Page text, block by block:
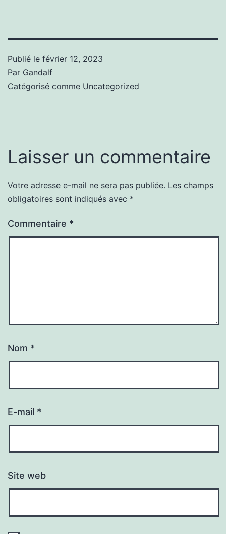
Publié le février 12, 2023
Par Gandalf
Catégorisé comme Uncategorized
Laisser un commentaire
Votre adresse e-mail ne sera pas publiée. Les champs
obligatoires sont indiqués avec *
Commentaire *
Nom *
E-mail *
Site web